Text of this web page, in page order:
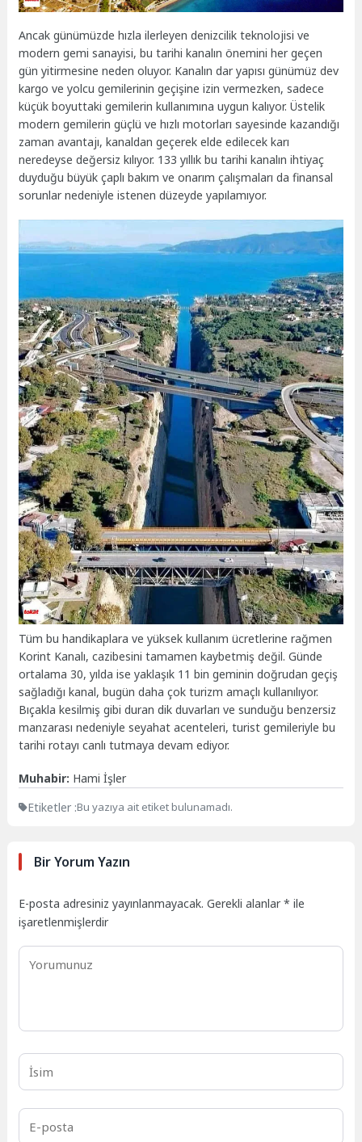
Ancak günümüzde hızla ilerleyen denizcilik teknolojisi ve
modern gemi sanayisi, bu tarihi kanalın önemini her geçen
gün yitirmesine neden oluyor. Kanalın dar yapısı günümüz dev
kargo ve yolcu gemilerinin geçişine izin vermezken, sadece
küçük boyuttaki gemilerin kullanımına uygun kalıyor. Üstelik
modern gemilerin güçlü ve hızlı motorları sayesinde kazandığı
zaman avantajı, kanaldan geçerek elde edilecek karı
neredeyse değersiz kılıyor. 133 yıllık bu tarihi kanalın ihtiyaç
duyduğu büyük çaplı bakım ve onarım çalışmaları da finansal
sorunlar nedeniyle istenen düzeyde yapılamıyor.
Tüm bu handikaplara ve yüksek kullanım ücretlerine rağmen
Korint Kanalı, cazibesini tamamen kaybetmiş değil. Günde
ortalama 30, yılda ise yaklaşık 11 bin geminin doğrudan geçiş
sağladığı kanal, bugün daha çok turizm amaçlı kullanılıyor.
Bıçakla kesilmiş gibi duran dik duvarları ve sunduğu benzersiz
manzarası nedeniyle seyahat acenteleri, turist gemileriyle bu
tarihi rotayı canlı tutmaya devam ediyor.
Muhabir: Hami İşler
Etiketler :Bu yazıya ait etiket bulunamadı.
Bir Yorum Yazın
E-posta adresiniz yayınlanmayacak. Gerekli alanlar* ile
işaretlenmişlerdir